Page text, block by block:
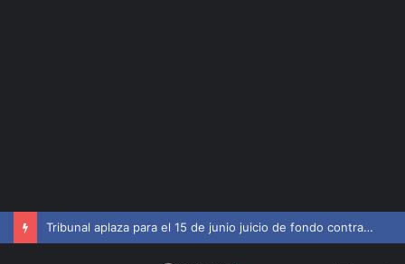
SNS amplía horarios en centros de primer nivel y diagnósticos